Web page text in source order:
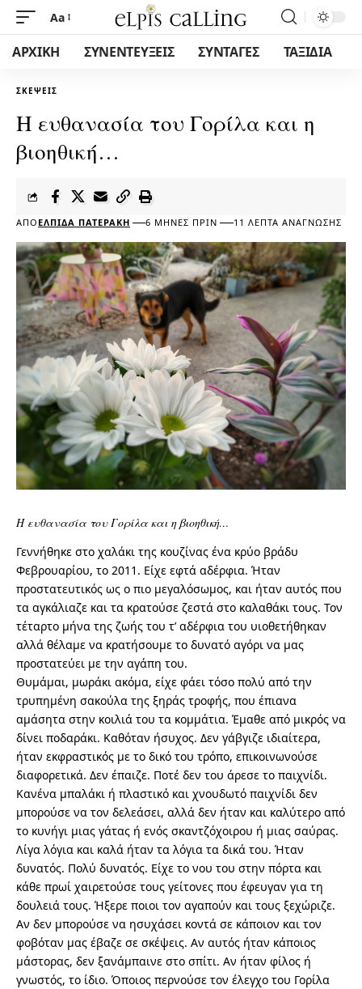
Aa
ΑΡΧΙΚΗ ΣΥΝΕΝΤΕΥΞΕΙΣ ΣΥΝΤΑΓΕΣ ΤΑΞΙΔΙΑ
ΣΚΈΨΕΙΣ
Η ευθανασία του Γορίλα και η
βιοηθική…
ΑΠΌ ΕΛΠΊΔΑ ΠΑΤΕΡΆΚΗ 6 ΜΉΝΕΣ ΠΡΙΝ 11 ΛΕΠΤΆ ΑΝΆΓΝΩΣΗΣ
Η ευθανασία του Γορίλα και η βιοηθική…
Γεννήθηκε στο χαλάκι της κουζίνας ένα κρύο βράδυ
Φεβρουαρίου, το 2011. Είχε εφτά αδέρφια. Ήταν
προστατευτικός ως ο πιο μεγαλόσωμος, και ήταν αυτός που
τα αγκάλιαζε και τα κρατούσε ζεστά στο καλαθάκι τους. Τον
τέταρτο μήνα της ζωής του τ’ αδέρφια του υιοθετήθηκαν
αλλά θέλαμε να κρατήσουμε το δυνατό αγόρι να μας
προστατεύει με την αγάπη του.
Θυμάμαι, μωράκι ακόμα, είχε φάει τόσο πολύ από την
τρυπημένη σακούλα της ξηράς τροφής, που έπιανα
αμάσητα στην κοιλιά του τα κομμάτια. Έμαθε από μικρός να
δίνει ποδαράκι. Καθόταν ήσυχος. Δεν γάβγιζε ιδιαίτερα,
ήταν εκφραστικός με το δικό του τρόπο, επικοινωνούσε
διαφορετικά. Δεν έπαιζε. Ποτέ δεν του άρεσε το παιχνίδι.
Κανένα μπαλάκι ή πλαστικό και χνουδωτό παιχνίδι δεν
μπορούσε να τον δελεάσει, αλλά δεν ήταν και καλύτερο από
το κυνήγι μιας γάτας ή ενός σκαντζόχοιρου ή μιας σαύρας.
Λίγα λόγια και καλά ήταν τα λόγια τα δικά του. Ήταν
δυνατός. Πολύ δυνατός. Είχε το νου του στην πόρτα και
κάθε πρωί χαιρετούσε τους γείτονες που έφευγαν για τη
δουλειά τους. Ήξερε ποιοι τον αγαπούν και τους ξεχώριζε.
Αν δεν μπορούσε να ησυχάσει κοντά σε κάποιον και τον
φοβόταν μας έβαζε σε σκέψεις. Αν αυτός ήταν κάποιος
μάστορας, δεν ξανάμπαινε στο σπίτι. Αν ήταν φίλος ή
γνωστός, το ίδιο. Όποιος περνούσε τον έλεγχο του Γορίλα